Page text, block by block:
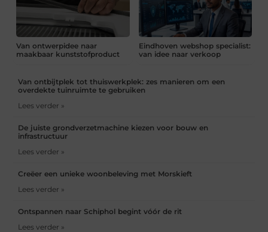
Van ontwerpidee naar
maakbaar kunststofproduct
Eindhoven webshop specialist:
van idee naar verkoop
Van ontbijtplek tot thuiswerkplek: zes manieren om een
overdekte tuinruimte te gebruiken
Lees verder »
De juiste grondverzetmachine kiezen voor bouw en
infrastructuur
Lees verder »
Creëer een unieke woonbeleving met Morskieft
Lees verder »
Ontspannen naar Schiphol begint vóór de rit
Lees verder »